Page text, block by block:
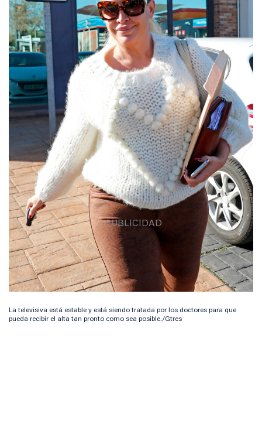
La televisiva está estable y está siendo tratada por los doctores para que
pueda recibir el alta tan pronto como sea posible./Gtres